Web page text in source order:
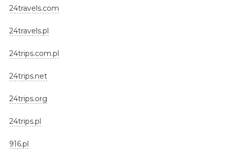
24travels.com
24travels.pl
24trips.com.pl
24trips.net
24trips.org
24trips.pl
916.pl